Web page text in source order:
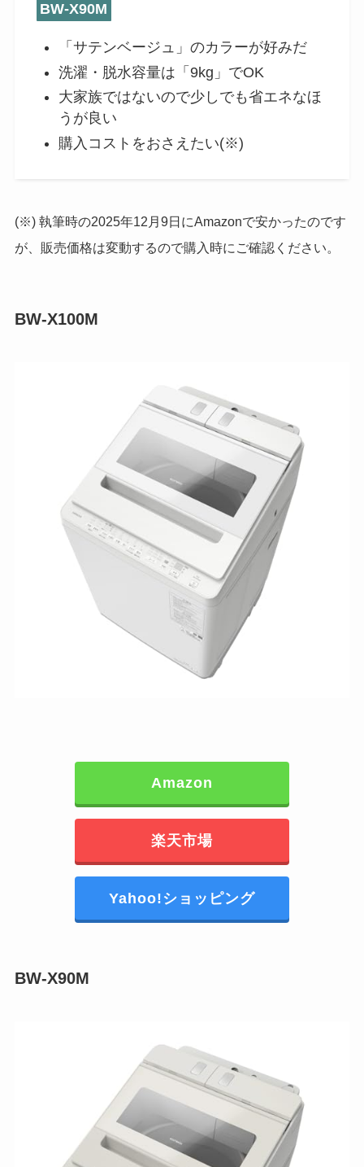
BW-X90M
「サテンベージュ」のカラーが好みだ
洗濯・脱水容量は「9kg」でOK
大家族ではないので少しでも省エネなほ
うが良い
購入コストをおさえたい(※)
(※) 執筆時の2025年12月9日にAmazonで安かったのです
が、販売価格は変動するので購入時にご確認ください。
BW-X100M
Amazon
楽天市場
Yahoo!ショッピング
BW-X90M